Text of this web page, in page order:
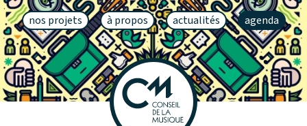
nos projets à propos actualités agenda